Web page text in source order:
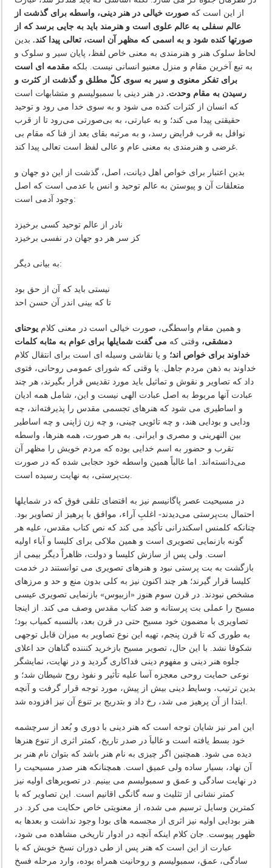
از این است که صورت خیالی در هنر دینی، واسطه برای گذشت از
عالم سفلی به عالم علوی است و هنرمند باید به جایی برسد که از
صورتها کنده شود و به اسمی که مظهر آن است، تعالی پیدا کند. بدین
لحاظ سلوک هنر و هنرمندی به معنی خاص لفظ، پایان سیر و سلوک و
به تبع آخرین مقام و منزل معنیو انسانی نیست. بلکه مقدمه ای است
برای تفکر معنوی و سیر به سوی کلّ مطلق و گذشت از کثرت و
رسیدن به مقام وحدت.در هنر دینی با سمبولیسم و متشابهات است
که انسان از کثرات کنده می شود و به سوی خدا می رود و توحید
حقیقتی پیدا می کند؛ و به عبارتی، به بی‌صورتی می‌رود تا از قرب
نوافل به قرب فرایض رسد، و به مرتبه بقای بعد از فنا که مقام بی
غرضی و هنرمندی به معنی عام و عالی لفظ است تعالی پیدا کند.
بدین اعتبار برای خواص اهل دیانت، اصل، گذشت از این دو جهان و
متعلقات آن و پیوستن به عالم توحید و انس با عدمی است که اصل
وجود آدمی است:
نادر از عالم توحید کسی برخیزد
کز سر هر دو جهان در نفسی برخیزد
به بیانی دیگر:
نیستی باید که آن از حق بود
تا که بینی اندر آن حسن احد
و همین مقام واسطگی، صورت خیالی است در معنی کلام یوحنای
دمشقی، وقتی که می گفت شمایلها برای عوام به مثابه کلمات
خداوند برای خواص اند؛ و یا نقاشی وسیله ای است برای انتقال کلام
خداوند به ذهن مردم جاهل. یا وقتی که شورای عمومی روحانی، فتوی
داد که تصاویر و نقوش و تماثیل باید مورد تقدیس قرار بگیرند، هر چند
عبادت آنها مربوط به اصل عبادت الهی نیست و این، شامل همه ادیان
و اساطیری می شود که هنرهای تجسمی مقدس را پذیرفته‌اند، چه
ودایی و بودایی هند، و چه تائویی چینی، و چه زن ژاپنی و چه اساطیر
بین النهرینی و مصری و ایرانی. به هر صورت، همه هنرها، واسطه
تقرب و حضور به اسم خدایی بوده که مردم خویش را مظهر آن
می‌دانسته‌اند. اما غالباً همین واسطه خود حجابی شده که در صورت
بت‌پرستی، به نهایت رسیده است.
در مسیحیت عصر پاگانیسم نیز به اقتضای تلقی فوق که در شمایلها
احتمال بت‌پرستی می‌دیدند- اغلبِ آراء، موافق با پرهیز از تصاویر بود.
چنانکه کلمنس اسکندرانی تأکید می کند که نص کتاب مقدس، علیه هر
گونه بازنمایی تصویری است و همین ملاکی برای کلیسا و آباء اولیه
است. ولی پس از سازش کلیسا و دولت، ظاهراً دیگر بیمی از
بازگشت به بت پرستی نبود و هنرهای تصویری می توانستند در خدمت
کلیسا قرار گیرند؛ هر چند اکنون نیز به کلی بدون منع و حد و مرزهای
مشخص نبودند. در قرن سوم هنوز «ازبیوس» بازنمایی تصویری عیسی
مسیح را عملی بت پرستانه و ضد کتاب مقدس وصف می کند. از اینجا
تصاویری با مضمون خود مسیح حتی در قرن بعد، بالنسبه کمیاب بود؛
به طوری که تا قرن پنجم، تهیه این نوع تصاویر به میزان قابل توجهی
شکوفا نشد. با این حال، تصویر مسیح بازخرید کنننده گناهان حد اعلای
جلوه هنر دینی و مفهوم دینی فداکاری گردید و در نهایت، نمایشگر
نوعی حمایت روحی معجزه آسا علیه تأثیر و نفوذ روح شیطان شد؛ و
بدین ترتیب، وسایط دینی بیش از پیش، مورد توجه قرار گرفت و آنچه
ابتدا از آن پرهیز می شد، رخ داد و بتدریج بر تنوع آن نیز افزوده شد.
این امر نیز شایان توجه است که هنر دینی با دوری و بُعد از سرچشمه
خود بسط یافته است و غالباَ در صدر تاریخ، کمتر اثری از تنوع هنرها
دیده می شود. همچنین اگر چیزی به نام هنر باشد که بتوان نام هنر بر
آن نهاد، بسیار ساده ولی عمیق است. همچنانکه هنر صدر مسیحیت را
در نهایت سادگی و عمق و سمبولیسم می بینیم. در تصویرهای اولیه نیز
کمتر نشانی از تثلیث و سه گانگی اقانیم است. این تصاویر که با
کمترین وسایل ترسیم می شده، از معنویتی خاص حکایت می کرد. در
هنر بودایی اولیه نیز اثری از مجسمه های بودا وجود نداشت و بعدها به
ظهور پیوست. جان کلام اینکه آنچه در ادوار تاریخی مشاهده می شود،
عبارت از این است که هنر پس از طی دوران نسخ خویش که با
سادگی، عمق، سمبولیسم و روحانیت همراه بوده، وارد مرحله فسخ